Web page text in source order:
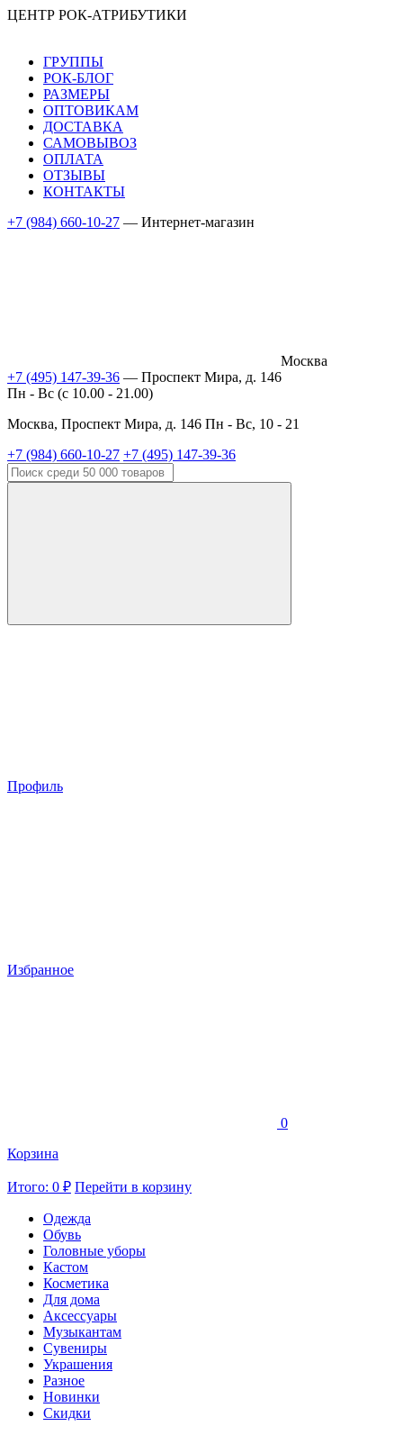
ЦЕНТР РОК-АТРИБУТИКИ
ГРУППЫ
РОК-БЛОГ
РАЗМЕРЫ
ОПТОВИКАМ
ДОСТАВКА
САМОВЫВОЗ
ОПЛАТА
ОТЗЫВЫ
КОНТАКТЫ
+7 (984) 660-10-27 — Интернет-магазин
Москва
+7 (495) 147-39-36 — Проспект Мира, д. 146
Пн - Вс (c 10.00 - 21.00)
Москва, Проспект Мира, д. 146 Пн - Вс, 10 - 21
+7 (984) 660-10-27 +7 (495) 147-39-36
Профиль
Избранное
0
Корзина
Итого: 0 ₽ Перейти в корзину
Одежда
Обувь
Головные уборы
Кастом
Косметика
Для дома
Аксессуары
Музыкантам
Сувениры
Украшения
Разное
Новинки
Скидки